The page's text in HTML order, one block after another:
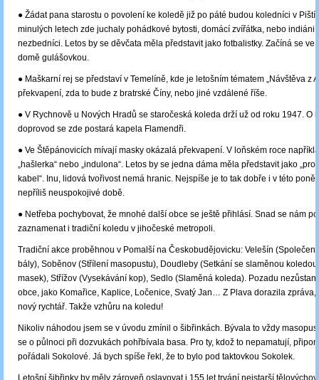
● Žádat pana starostu o povolení ke koledě již po páté budou koledníci v
minulých letech zde juchaly pohádkové bytosti, domácí zvířátka, nebo indiáni
nezbedníci. Letos by se děvčata měla představit jako fotbalistky. Začíná se ve
domě gulášovkou.
● Maškarní rej se představí v Temelíně, kde je letošním tématem „Návštěva z
překvapení, zda to bude z bratrské Číny, nebo jiné vzdálené říše.
● V Rychnově u Nových Hradů se staročeská koleda drží už od roku 1947. O
doprovod se zde postará kapela Flamendři.
● Ve Štěpánovicích mívají masky okázalá překvapení. V loňském roce
„hašlerka“ nebo „indulona“. Letos by se jedna dáma měla představit jako
kabel“. Inu, lidová tvořivost nemá hranic. Nejspíše je to tak dobře i v této
nepříliš neuspokojivé době.
● Netřeba pochybovat, že mnohé další obce se ještě přihlásí. Snad se nám
zaznamenat i tradiční koledu v jihočeské metropoli.
Tradiční akce proběhnou v Pomalší na Českobudějovicku: Velešín
bály), Soběnov (Střílení masopustu), Doudleby (Setkání se slaměnou
masek), Střížov (Vysekávání kop), Sedlo (Slaměná koleda). Pozadu
obce, jako Komařice, Kaplice, Ločenice, Svatý Jan… Z Plava dorazila zpráva,
nový rychtář. Takže vzhůru na koledu!
Nikoliv náhodou jsem se v úvodu zmínil o šibřinkách. Bývala to vždy
se o půlnoci při dozvukách pohřbívala basa. Pro ty, kdož to nepamatují,
pořádali Sokolové. Já bych spíše řekl, že to bylo pod taktovkou Sokolek.